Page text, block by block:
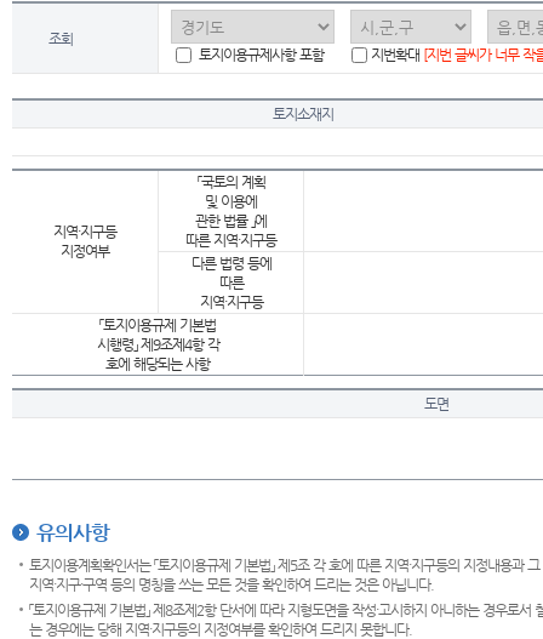
조회
토지이용규제사항 포함
지번확대 [지번 글씨가 너무 작
토지소재지
지역·지구등
지정여부
「국토의 계획
및 이용에
관한 법률 」에
따른 지역·지구등
다른 법령 등에
따른
지역·지구등
「토지이용규제 기본법
시행령」 제9조제4항 각
호에 해당되는 사항
도면
유의사항
토지이용계획확인서는 「토지이용규제 기본법」 제5조 각 호에 따른 지역·지구등의 지정내용
지역·지구·구역 등의 명칭을 쓰는 모든 것을 확인하여 드리는 것은 아닙니다.
「토지이용규제 기본법」 제8조제2항 단서에 따라 지형도면을 작성·고시하지 아니하는 경우로
는 경우에는 당해 지역·지구등의 지정여부를 확인하여 드리지 못합니다.